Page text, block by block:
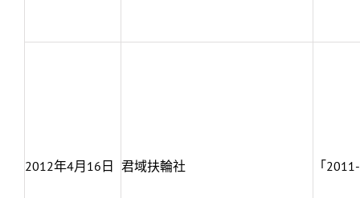
2012年4月16日 君域扶輪社 「